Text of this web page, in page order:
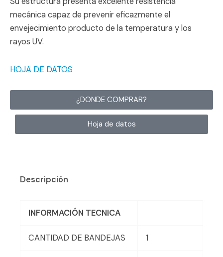
mecánica capaz de prevenir eficazmente el
envejecimiento producto de la temperatura y los
rayos UV.
HOJA DE DATOS
¿DONDE COMPRAR?
Hoja de datos
Descripción
INFORMACIÓN TECNICA
CANTIDAD DE BANDEJAS 1